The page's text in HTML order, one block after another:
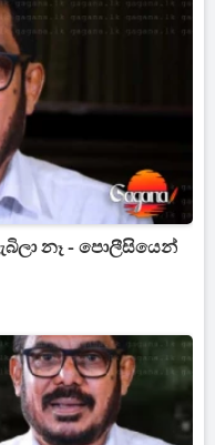
නෑ - පොලීසියෙන්